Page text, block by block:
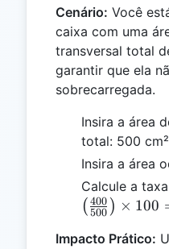
Cenário: Você
caixa com uma
transversal total
garantir que ela
sobrecarregada.
Insira a área
total: 500 cm²
Insira a área
Calcule a
( 500
400 ) × 100
Impacto Prático: